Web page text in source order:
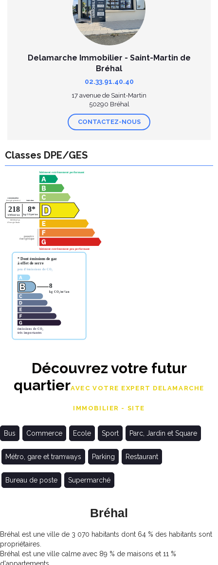
Delamarche Immobilier - Saint-Martin de
Bréhal
02.33.91.40.40
17 avenue de Saint-Martin
50290 Bréhal
CONTACTEZ-NOUS
Classes DPE/GES
Découvrez votre futur
quartierAVEC VOTRE EXPERT DELAMARCHE
IMMOBILIER - SITE
Bus Commerce Ecole Sport Parc, Jardin et Square
Métro, gare et tramways Parking Restaurant
Bureau de poste Supermarché
Bréhal
Bréhal est une ville de 3 070 habitants dont 64 % des habitants sont
propriétaires.
Bréhal est une ville calme avec 89 % de maisons et 11 %
d'appartements.